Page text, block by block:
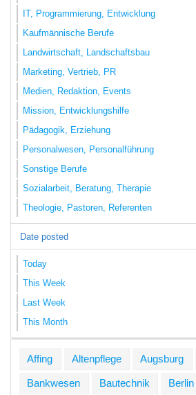
IT, Programmierung, Entwicklung
Kaufmännische Berufe
Landwirtschaft, Landschaftsbau
Marketing, Vertrieb, PR
Medien, Redaktion, Events
Mission, Entwicklungshilfe
Pädagogik, Erziehung
Personalwesen, Personalführung
Sonstige Berufe
Sozialarbeit, Beratung, Therapie
Theologie, Pastoren, Referenten
Date posted
Today
This Week
Last Week
This Month
Affing Altenpflege Augsburg
Bankwesen Bautechnik Berlin